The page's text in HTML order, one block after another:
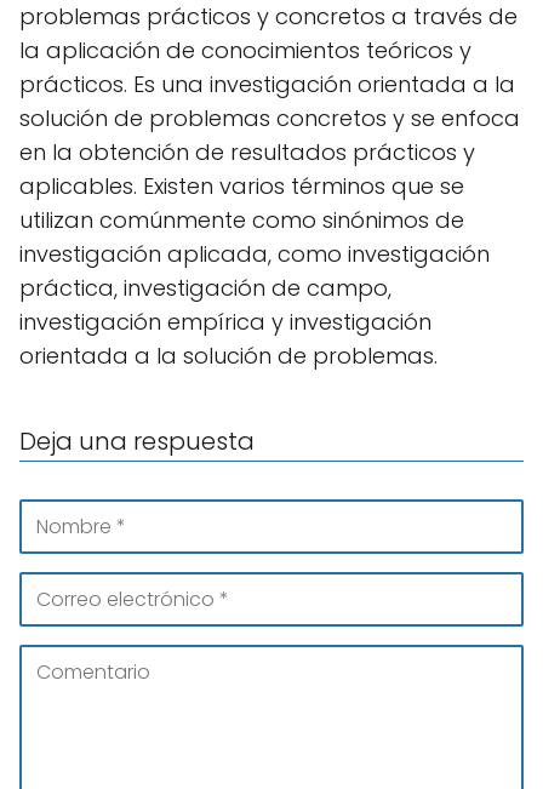
problemas prácticos y concretos a través de
la aplicación de conocimientos teóricos y
prácticos. Es una investigación orientada a la
solución de problemas concretos y se enfoca
en la obtención de resultados prácticos y
aplicables. Existen varios términos que se
utilizan comúnmente como sinónimos de
investigación aplicada, como investigación
práctica, investigación de campo,
investigación empírica y investigación
orientada a la solución de problemas.
Deja una respuesta